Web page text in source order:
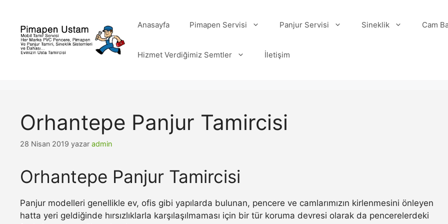
Anasayfa Pimapen Servisi Panjur Servisi Sineklik Cam
Hizmet Verdiğimiz Semtler İletişim
Orhantepe Panjur Tamircisi
28 Nisan 2019 yazar admin
Orhantepe Panjur Tamircisi
Panjur modelleri genellikle ev, ofis gibi yapılarda bulunan, pencere ve camlarımızın kirlenmesini önleyen
hatta yeri geldiğinde hırsızlıklarla karşılaşılmaması için bir tür koruma devresi olarak da pencerelerdeki